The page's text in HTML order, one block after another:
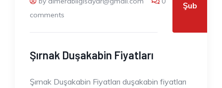
comments
Şub
Şırnak Duşakabin Fiyatları
Şırnak Duşakabin Fiyatları duşakabin fiyatları